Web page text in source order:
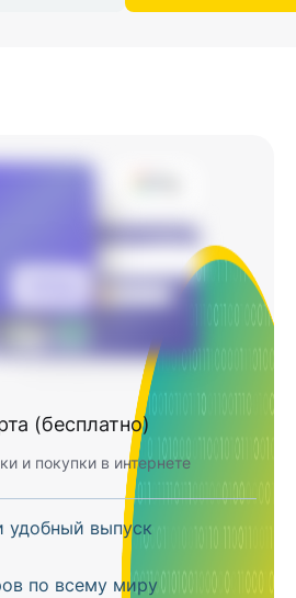
(бесплатно)
и покупки в интернете
удобный выпуск
по всему миру